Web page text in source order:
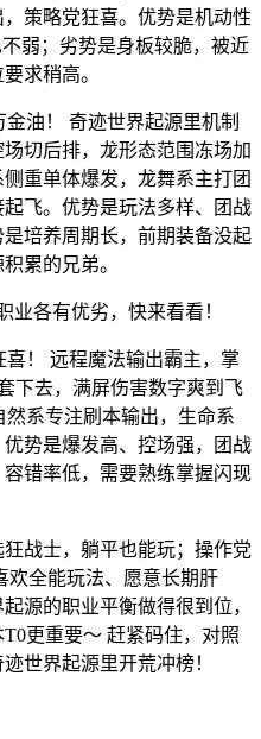
策略党狂喜。优势是机动性
弱；劣势是身板较脆，被近
求稍高。
油！ 奇迹世界起源里机制
切后排，龙形态范围冻场加
重单体爆发，龙舞系主打团
飞。优势是玩法多样、团战
培养周期长，前期装备没起
累的兄弟。
！ 远程魔法输出霸主，掌
下去，满屏伤害数字爽到飞
系专注刷本输出，生命系
势是爆发高、控场强，团战
错率低，需要熟练掌握闪现
战士，躺平也能玩；操作党
欢全能玩法、愿意长期肝
源的职业平衡做得很到位，
更重要～ 赶紧码住，对照
世界起源里开荒冲榜！